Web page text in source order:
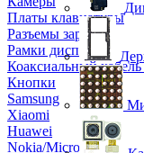
Платы клавиатуры
Разъемы зарядки
Рамки дисплея
Коаксиальный
Кнопки
Samsung
Xiaomi
Huawei
Nokia/Microsoft